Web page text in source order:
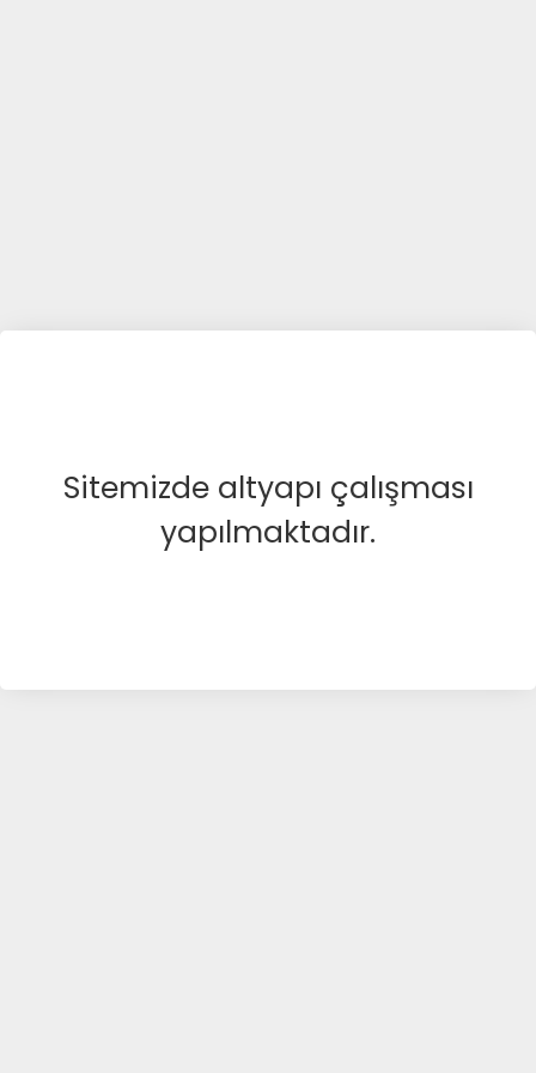
Sitemizde altyapı çalışması
yapılmaktadır.